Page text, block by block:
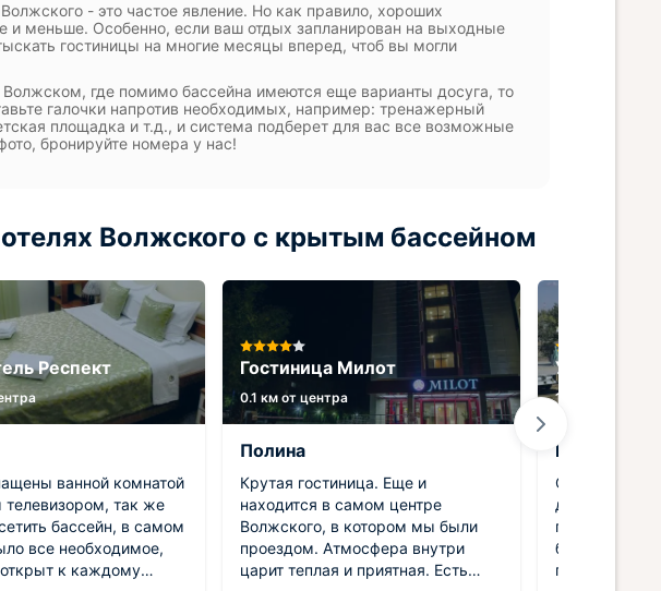
- это частое явление. Но как правило, хороших
меньше. Особенно, если ваш отдых запланирован на выходные
гостиницы на многие месяцы вперед, чтоб вы могли
Волжском, где помимо бассейна имеются еще варианты досуга, то
галочки напротив необходимых, например: тренажерный
площадка и т.д., и система подберет для вас все возможные
бронируйте номера у нас!
Волжского с крытым бассейном
Респект
ванной комнатой
телевизором, так же
бассейн, в самом
все необходимое,
к каждому
Гостиница Милот
0.1 км от центра
Полина
Крутая гостиница. Еще и
находится в самом центре
Волжского, в котором мы были
проездом. Атмосфера внутри
царит теплая и приятная. Есть
Ультра
1.9 км от
Юрий
дней. В
поэтому
бюджетный
приветливо,